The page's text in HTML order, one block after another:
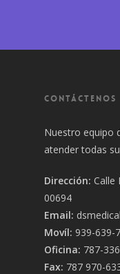
CONTÁCTENOS
Nuestro equipo
atender todas
Dirección: Calle
00694
Email:
Movíl: 939-639-
Oficina: 787-
Fax: 787 970-